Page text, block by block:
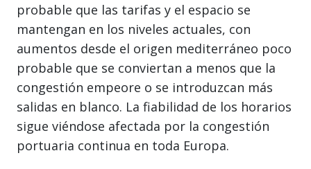
probable que las tarifas y el espacio se
mantengan en los niveles actuales, con
aumentos desde el origen mediterráneo poco
probable que se conviertan a menos que la
congestión empeore o se introduzcan más
salidas en blanco. La fiabilidad de los horarios
sigue viéndose afectada por la congestión
portuaria continua en toda Europa.